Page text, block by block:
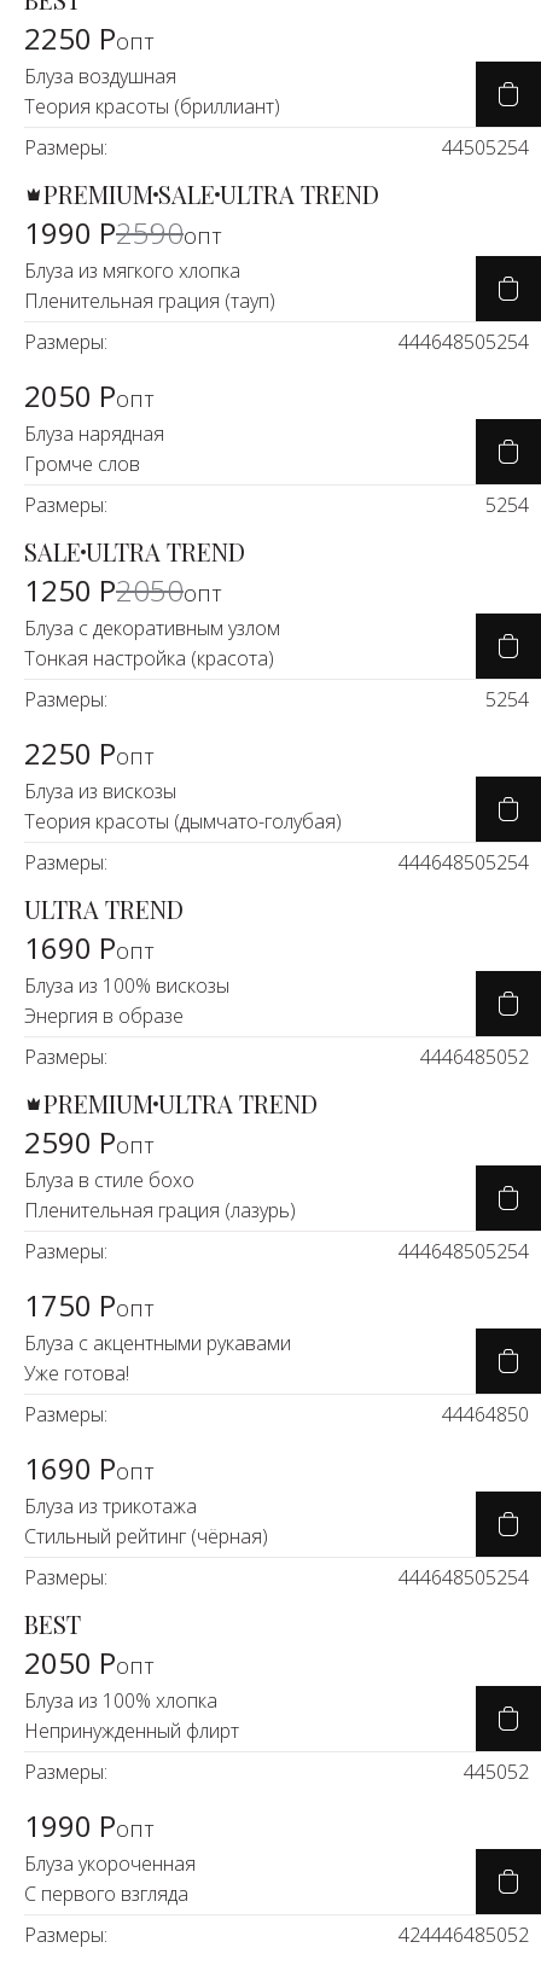
2250 Ропт
Блуза воздушная
Теория красоты (бриллиант)
Размеры:
44505254
-24%
PREMIUMSALEULTRA TREND
1990 Р2590опт
Блуза из мягкого хлопка
Пленительная грация (тауп)
Размеры:
444648505254
2050 Ропт
Блуза нарядная
Громче слов
Размеры:
5254
-39%
SALEULTRA TREND
1250 Р2050опт
Блуза с декоративным узлом
Тонкая настройка (красота)
Размеры:
5254
2250 Ропт
Блуза из вискозы
Теория красоты (дымчато-голубая)
Размеры:
444648505254
ULTRA TREND
1690 Ропт
Блуза из 100% вискозы
Энергия в образе
Размеры:
4446485052
PREMIUMULTRA TREND
2590 Ропт
Блуза в стиле бохо
Пленительная грация (лазурь)
Размеры:
444648505254
1750 Ропт
Блуза с акцентными рукавами
Уже готова!
Размеры:
44464850
1690 Ропт
Блуза из трикотажа
Стильный рейтинг (чёрная)
Размеры:
444648505254
BEST
2050 Ропт
Блуза из 100% хлопка
Непринужденный флирт
Размеры:
445052
1990 Ропт
Блуза укороченная
С первого взгляда
Размеры:
424446485052